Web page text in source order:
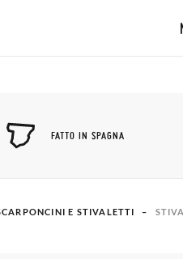
FATTO IN SPAGNA
E STIVALETTI